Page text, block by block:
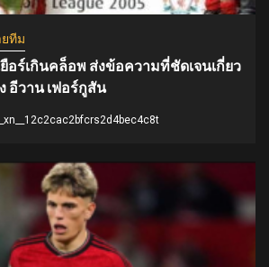
ทีม
ยือร์เกินคล็อพ ส่งข้อความที่ชัดเจนเกี่ยว
อีวาน เฟอร์กูสัน